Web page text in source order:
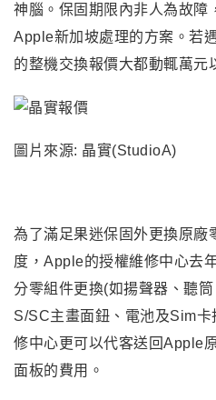
神腦。保固期限內非人為故障
Apple新加坡處理的方案。若
的整機交換報價大都動輒萬元
圖片來源: 晶實(StudioA)
為了滿足果迷保固外更換原廠
度，Apple的授權維修中心去
分零組件更換(如揚聲器、聽
S/SC主畫面鈕、電池及Sim
修中心更可以代客送回Apple
面板的費用 。